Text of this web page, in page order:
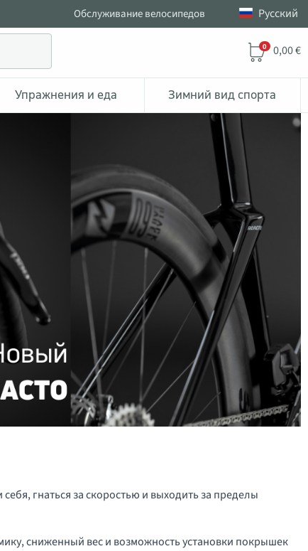
Обслуживание велосипедов Pусский
0 0,00 €
Упражнения и еда Зимний вид спорта
гнаться за скоростью и выходить за пределы
сниженный вес и возможность установки покрышек